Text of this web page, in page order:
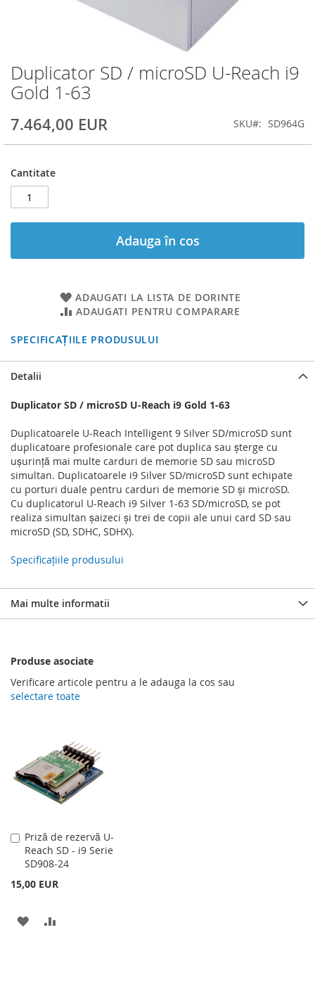
Duplicator SD / microSD U-Reach i9
Gold 1-63
7.464,00 EUR SKU SD964G
Cantitate
Adauga în cos
ADAUGATI LA LISTA DE DORINTE
ADAUGATI PENTRU COMPARARE
SPECIFICAȚIILE PRODUSULUI
Skip
to
the
of
gallery
Detalii
Duplicator SD / microSD U-Reach i9 Gold 1-63
Duplicatoarele U-Reach Intelligent 9 Silver SD/microSD sunt
duplicatoare profesionale care pot duplica sau șterge cu
ușurință mai multe carduri de memorie SD sau microSD
simultan. Duplicatoarele i9 Silver SD/microSD sunt echipate
cu porturi duale pentru carduri de memorie SD și microSD.
Cu duplicatorul U-Reach i9 Silver 1-63 SD/microSD, se pot
realiza simultan șaizeci și trei de copii ale unui card SD sau
microSD (SD, SDHC, SDHX).
Specificațiile produsului
Mai multe informatii
Produse asociate
Verificare articole pentru a le adauga la cos sau
selectare toate
Priză de rezervă U-
Reach SD - i9 Serie
SD908-24
15,00 EUR
Adauga
în
cos
ADAUGATI